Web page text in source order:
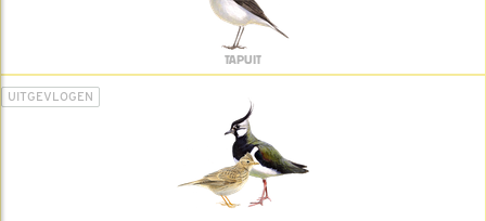
TAPUIT
UITGEVLOGEN